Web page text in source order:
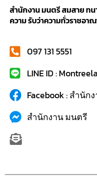
สำนักงาน มนตรี สมสาย ท
ความ รับว่าความทั่วราชอา
097 131 5551
LINE ID :
Facebook : สำนัก
สำนักงาน มนตรี